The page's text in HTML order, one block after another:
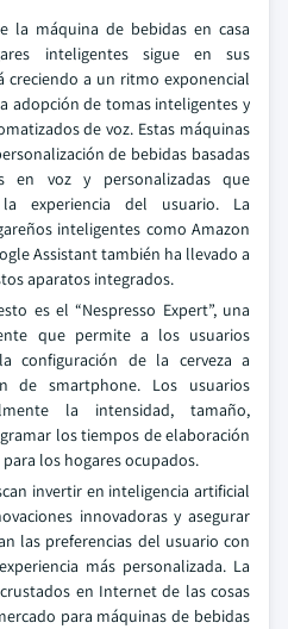
la máquina de bebidas en casa
inteligentes sigue en sus
creciendo a un ritmo exponencial
adopción de tomas inteligentes y
de voz. Estas máquinas
de bebidas basadas
en voz y personalizadas que
experiencia del usuario. La
inteligentes como Amazon
Assistant también ha llevado a
aparatos integrados.
es el “Nespresso Expert”, una
que permite a los usuarios
configuración de la cerveza a
de smartphone. Los usuarios
la intensidad, tamaño,
los tiempos de elaboración
los hogares ocupados.
invertir en inteligencia artificial
innovadoras y asegurar
las preferencias del usuario con
más personalizada. La
en Internet de las cosas
para máquinas de bebidas